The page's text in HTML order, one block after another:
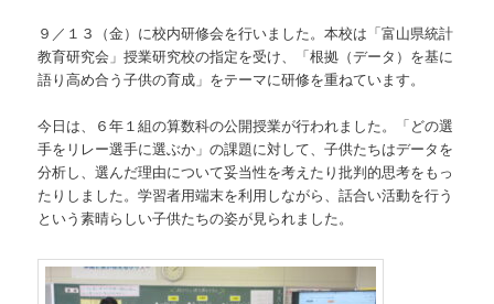
９／１３（金）に校内研修会を行いました。本校は「富山県統計
教育研究会」授業研究校の指定を受け、「根拠（データ）を基に
語り高め合う子供の育成」をテーマに研修を重ねています。
今日は、６年１組の算数科の公開授業が行われました。「どの選
手をリレー選手に選ぶか」の課題に対して、子供たちはデータを
分析し、選んだ理由について妥当性を考えたり批判的思考をもっ
たりしました。学習者用端末を利用しながら、話合い活動を行う
という素晴らしい子供たちの姿が見られました。